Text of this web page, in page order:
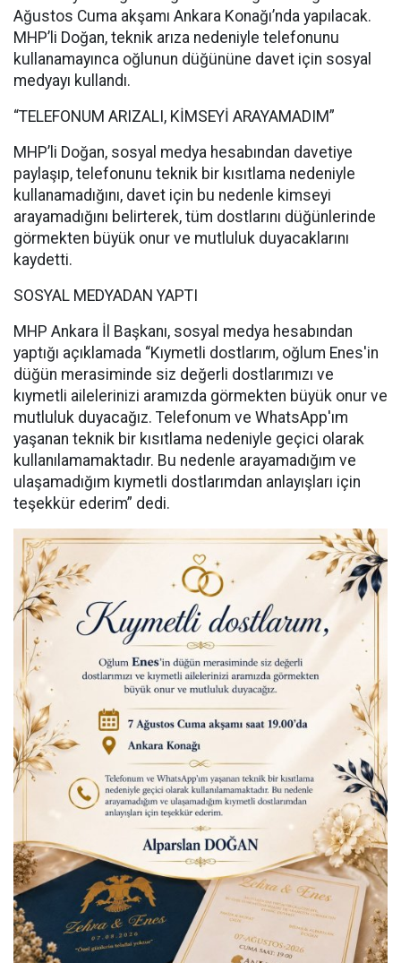
Ağustos Cuma akşamı Ankara Konağı’nda yapılacak.
MHP’li Doğan, teknik arıza nedeniyle telefonunu
kullanamayınca oğlunun düğününe davet için sosyal
medyayı kullandı.
“TELEFONUM ARIZALI, KİMSEYİ ARAYAMADIM”
MHP’li Doğan, sosyal medya hesabından davetiye
paylaşıp, telefonunu teknik bir kısıtlama nedeniyle
kullanamadığını, davet için bu nedenle kimseyi
arayamadığını belirterek, tüm dostlarını düğünlerinde
görmekten büyük onur ve mutluluk duyacaklarını
kaydetti.
SOSYAL MEDYADAN YAPTI
MHP Ankara İl Başkanı, sosyal medya hesabından
yaptığı açıklamada “Kıymetli dostlarım, oğlum Enes'in
düğün merasiminde siz değerli dostlarımızı ve
kıymetli ailelerinizi aramızda görmekten büyük onur ve
mutluluk duyacağız. Telefonum ve WhatsApp'ım
yaşanan teknik bir kısıtlama nedeniyle geçici olarak
kullanılamamaktadır. Bu nedenle arayamadığım ve
ulaşamadığım kıymetli dostlarımdan anlayışları için
teşekkür ederim” dedi.